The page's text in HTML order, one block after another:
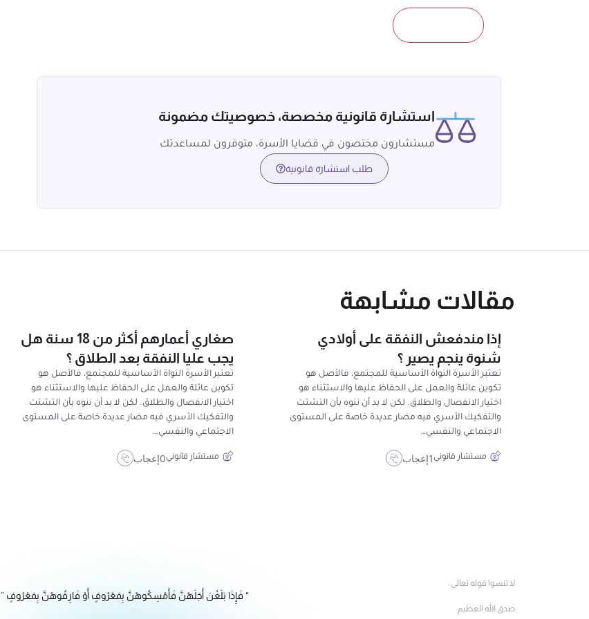
استشارة قانونية مخصصة، خصوصيتك مضمونة
مستشارون مختصون في قضايا الأسرة، متوفرون لمساعدتك
طلب استشارة قانونية
مقالات مشابهة
إذا مندفعش النفقة على أولادي
شنوة ينجم يصير ؟
تعتبر الأسرة النواة الأساسية للمجتمع، فالأصل هو
تكوين عائلة والعمل على الحفاظ عليها والاستثناء هو
اختيار الانفصال والطلاق. لكن لا بد أن ننوه بأن التشتت
والتفكيك الأسري فيه مضار عديدة خاصة على المستوى
الاجتماعي والنفسي…
مستشار قانوني إعجاب1
صغاري أعمارهم أكثر من 18 سنة هل
يجب عليا النفقة بعد الطلاق ؟
تعتبر الأسرة النواة الأساسية للمجتمع، فالأصل هو
تكوين عائلة والعمل على الحفاظ عليها والاستثناء هو
اختيار الانفصال والطلاق. لكن لا بد أن ننوه بأن التشتت
والتفكيك الأسري فيه مضار عديدة خاصة على المستوى
الاجتماعي والنفسي…
مستشار قانوني إعجاب0
لا تنسوا قوله تعالى :
“ فَإِذَا بَلَغْنَ أَجَلَهُنَّ فَأَمْسِكُوهُنَّ بِمَعْرُوفٍ أَوْ فَارِقُوهُنَّ بِمَعْرُوفٍ ”
صدق الله العظيم